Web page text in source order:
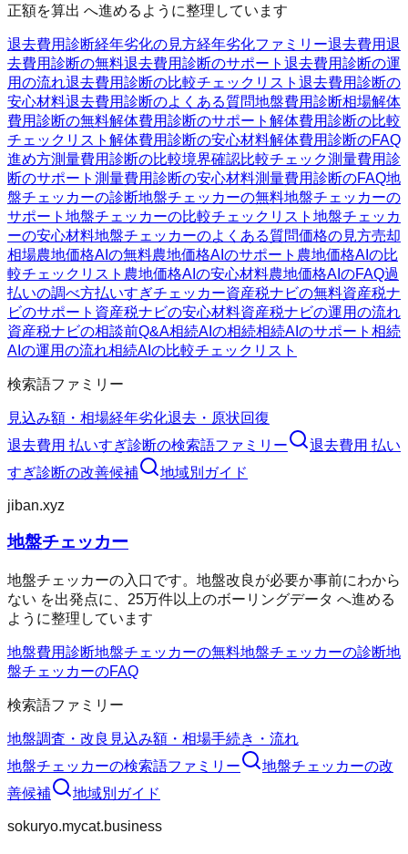
正額を算出 へ進めるように整理しています
退去費用診断経年劣化の見方経年劣化ファミリー退去費用退
去費用診断の無料退去費用診断のサポート 退去費用診断の運
用の流れ退去費用診断の比較チェックリスト 退去費用診断の
安心材料退去費用診断のよくある質問地盤費用診断相場解体
費用診断の無料解体費用診断のサポート 解体費用診断の比較
チェックリスト 解体費用診断の安心材料解体費用診断のFAQ
進め方測量費用診断の比較境界確認比較チェック測量費用診
断のサポート 測量費用診断の安心材料測量費用診断のFAQ地
盤チェッカーの診断地盤チェッカーの無料地盤チェッカーの
サポート 地盤チェッカーの比較チェックリスト 地盤チェッカ
ーの安心材料地盤チェッカーのよくある質問価格の見方売却
相場農地価格AIの無料農地価格AIのサポート 農地価格AIの比
較チェックリスト 農地価格AIの安心材料農地価格AIのFAQ過
払いの調べ方払いすぎチェッカー資産税ナビの無料資産税ナ
ビのサポート 資産税ナビの安心材料資産税ナビの運用の流れ
資産税ナビの相談前Q&A相続AIの相続相続AIのサポート 相続
AIの運用の流れ相続AIの比較チェックリスト
検索語ファミリー
見込み額・相場経年劣化退去・原状回復
退去費用 払いすぎ診断の検索語ファミリー
退去費用 払い
すぎ診断の改善候補 地域別ガイド
jiban.xyz
地盤チェッカー
地盤チェッカーの入口です。地盤改良が必要か事前にわから
ない を出発点に、25万件以上のボーリングデータ へ進める
ように整理しています
地盤費用診断地盤チェッカーの無料地盤チェッカーの診断地
盤チェッカーのFAQ
検索語ファミリー
地盤調査・改良 見込み額・相場手続き・流れ
地盤チェッカーの検索語ファミリー 地盤チェッカーの改
善候補
地域別ガイド
sokuryo.mycat.business